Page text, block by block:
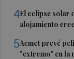
4El eclipse solar
alojamiento
5Aemet prevé
"extremo" en la